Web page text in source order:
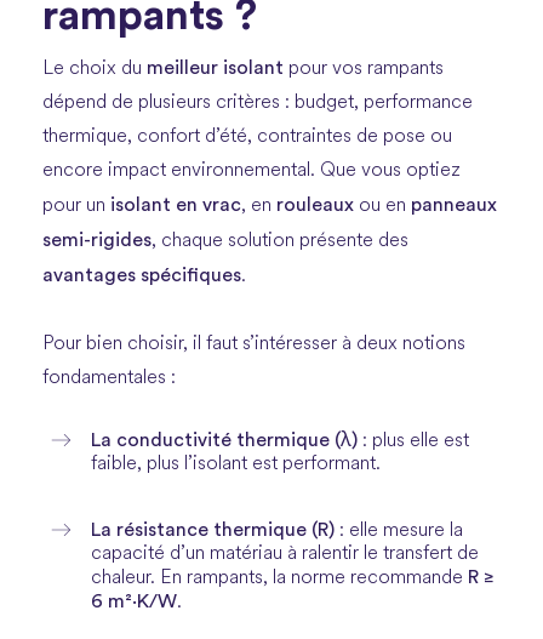
rampants ?
Le choix du meilleur isolant pour vos rampants
dépend de plusieurs critères : budget, performance
thermique, confort d’été, contraintes de pose ou
encore impact environnemental. Que vous optiez
pour un isolant en vrac, en rouleaux ou en panneaux
semi-rigides, chaque solution présente des
avantages spécifiques.
Pour bien choisir, il faut s’intéresser à deux notions
fondamentales :
La conductivité thermique (λ) : plus elle est
faible, plus l’isolant est performant.
La résistance thermique (R) : elle mesure la
capacité d’un matériau à ralentir le transfert de
chaleur. En rampants, la norme recommande R ≥
6 m²·K/W.